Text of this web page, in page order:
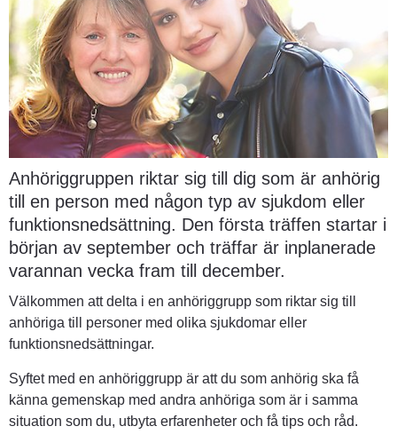
Anhöriggruppen riktar sig till dig som är anhörig
till en person med någon typ av sjukdom eller
funktionsnedsättning. Den första träffen startar i
början av september och träffar är inplanerade
varannan vecka fram till december.
Välkommen att delta i en anhöriggrupp som riktar sig till
anhöriga till personer med olika sjukdomar eller
funktionsnedsättningar.
Syftet med en anhöriggrupp är att du som anhörig ska få
känna gemenskap med andra anhöriga som är i samma
situation som du, utbyta erfarenheter och få tips och råd.